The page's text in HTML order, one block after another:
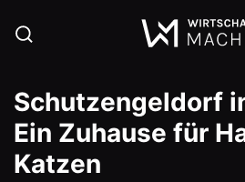
Schutzengeldorf
Ein Zuhause für
Katzen